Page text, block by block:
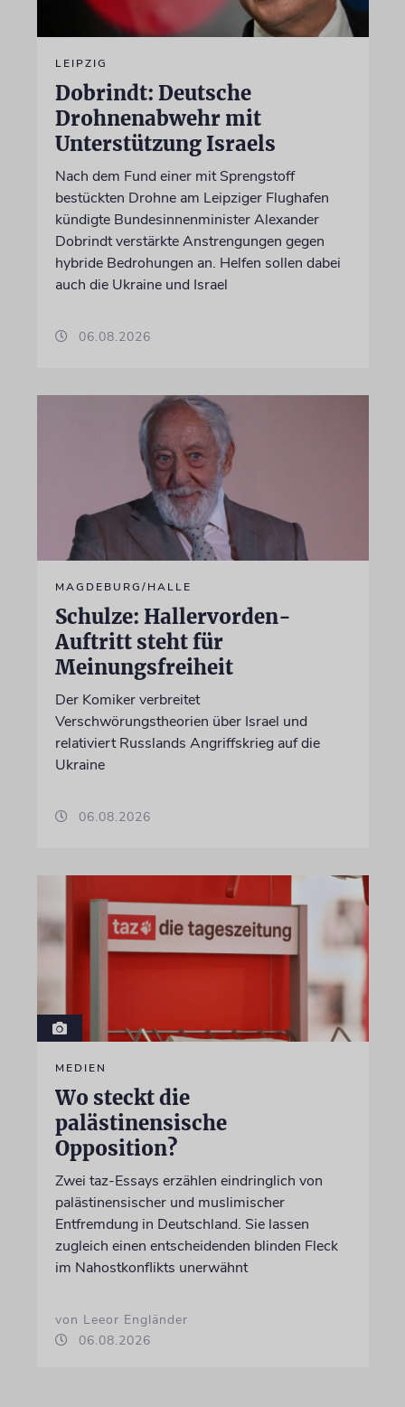
LEIPZIG
Dobrindt: Deutsche
Drohnenabwehr mit
Unterstützung Israels
Nach dem Fund einer mit Sprengstoff
bestückten Drohne am Leipziger Flughafen
kündigte Bundesinnenminister Alexander
Dobrindt verstärkte Anstrengungen gegen
hybride Bedrohungen an. Helfen sollen dabei
auch die Ukraine und Israel
06.08.2026
MAGDEBURG/HALLE
Schulze: Hallervorden-
Auftritt steht für
Meinungsfreiheit
Der Komiker verbreitet
Verschwörungstheorien über Israel und
relativiert Russlands Angriffskrieg auf die
Ukraine
06.08.2026
MEDIEN
Wo steckt die
palästinensische
Opposition?
Zwei taz-Essays erzählen eindringlich von
palästinensischer und muslimischer
Entfremdung in Deutschland. Sie lassen
zugleich einen entscheidenden blinden Fleck
im Nahostkonflikts unerwähnt
von Leeor Engländer
06.08.2026